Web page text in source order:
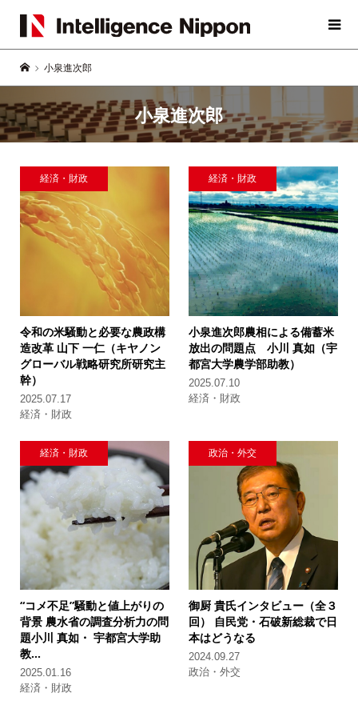
小泉進次郎
小泉進次郎
経済・財政
令和の米騒動と必要な農政構
造改革山下 一仁（キヤノン
グローバル戦略研究所研究主
幹）
2025.07.17
経済・財政
経済・財政
小泉進次郎農相による備蓄米
放出の問題点 小川 真如（宇
都宮大学農学部助教）
2025.07.10
経済・財政
経済・財政
“コメ不足”騒動と値上がりの
背景農水省の調査分析力の問
題小川 真如・ 宇都宮大学助
教...
2025.01.16
経済・財政
政治・外交
御厨 貴氏インタビュー（全３
回） 自民党・石破新総裁で日
本はどうなる
2024.09.27
政治・外交